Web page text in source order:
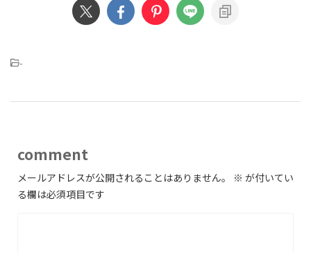
-
comment
メールアドレスが公開されることはありません。 ※ が付いてい
る欄は必須項目です